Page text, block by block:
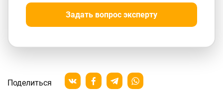
Задать вопрос эксперту
Поделиться